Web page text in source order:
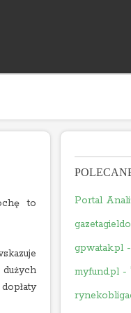
to
Portal
gpwatak.pl
myfund.pl -